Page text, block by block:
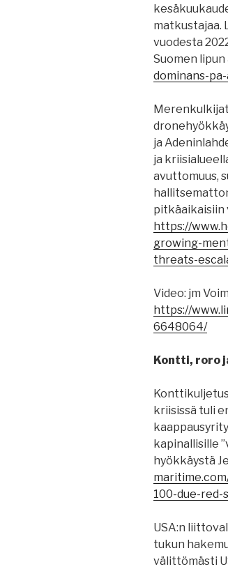
matkustajaa.
vuodesta
Suomen lipun
dominans-
ja
ja
avuttomuus,
pitkäaikaisiin
https://
growing-
threats-
Video: jm
https://
6648064/
Kontti, roro
kriisissä tuli
kapinallisille
hyökkäystä
100-due-
USA:n
tukun
välittömästi